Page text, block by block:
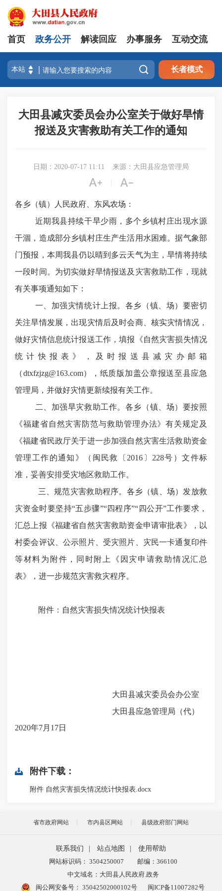
首页 政务公开 解读回应 办事服务 互动交流
 长者模式
大田县减灾委员会办公室关于做好旱情
报送及灾害救助有关工作的通知
日期：2020-07-17 11:11 来源：大田县应急管理局
 
各乡（镇）人民政府、东风农场：
近期我县持续干旱少雨，多个乡镇村庄出现水源
干涸，造成部分乡镇村庄生产生活用水困难。据气象部
门预报，本周我县仍以晴到多云天气为主，旱情将持续
一段时间。为切实做好旱情报送及灾害救助工作，现就
有关事项通知如下：
一、加强灾情统计上报。 各乡（镇、场）要密切
关注旱情发展，出现灾情后及时会商、核实灾情情况，
做好灾情信息统计报送工作，填报《自然灾害损失情况
统计快报表》，及时报送县减灾办邮箱
（dtxfzjzg@163.com），纸质版加盖公章报送至县应急
管理局，并做好灾情更新续报有关工作。
二、加强旱灾救助工作。 各乡（镇、场）要按照
《福建省自然灾害防范与救助管理办法》有关规定及
《福建省民政厅关于进一步加强自然灾害生活救助资金
管理工作的通知》（闽民救
〔2016〕228号 ）文件标
准，妥善安排受灾地区救助工作。
三、规范灾害救助程序。 各乡（镇、场）发放救
灾资金时要坚持“五步骤”“四程序”“四公开”工作要求，
汇总上报《福建省自然灾害救助资金申请审批表》，以
村委会评议、公示照片、受灾照片、灾民一卡通复印件
等材料为附件，同时附上《因灾申请救助情况汇总
表》，进一步规范灾害救灾程序。
附件：自然灾害损失情况统计快报表
大田县减灾委员会办公室
大田县应急管理局（代）
2020年7月 17日
附件下载：
附件 自然灾害损失情况统计快报表.docx
省市政府网站 市内县区网站 县级政府部门网站
联系我们 站点地图
使用帮助
网站标识码： 3504250007
邮编：366100
中文域名：大田县人民政府.政务
闽公网安备号： 35042502000102号 闽ICP备11007282号